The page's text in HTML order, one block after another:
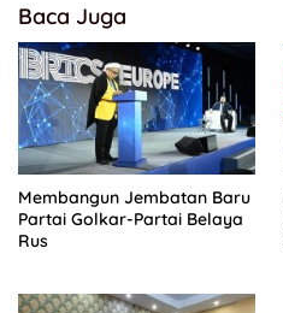
Baca Juga
Membangun Jembatan Baru
Partai Golkar-Partai Belaya
Rus